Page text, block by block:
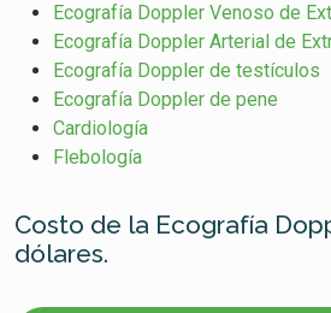
Ecografía Doppler Venoso de
Ecografía Doppler Arterial de
Ecografía Doppler de testículos
Ecografía Doppler de pene
Cardiología
Flebología
Costo de la Ecografía
dólares.